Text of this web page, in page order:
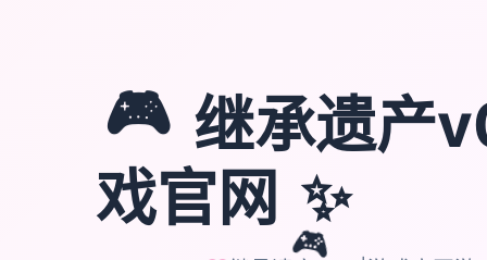
🎮
🎮 继承遗产
戏官网 ✨